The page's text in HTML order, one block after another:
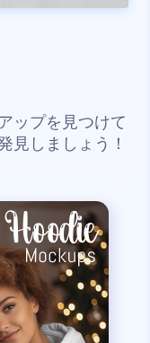
ップを見つけて
見しましょう！